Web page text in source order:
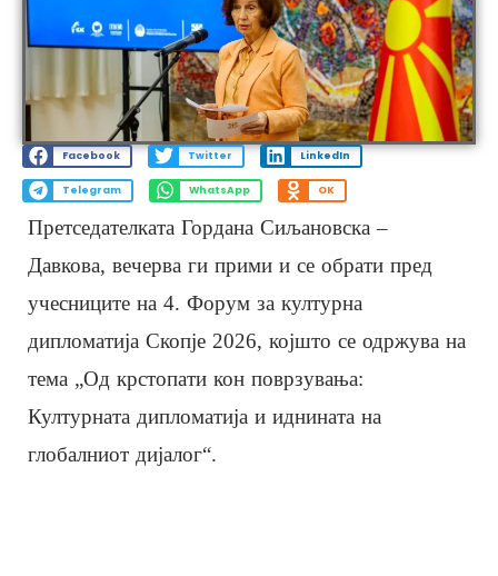
Facebook Twitter LinkedIn
Telegram WhatsApp OK
Претседателката Гордана Сиљановска –
Давкова, вечерва ги прими и се обрати пред
учесниците на 4. Форум за културна
дипломатија Скопје 2026, којшто се одржува на
тема „Од крстопати кон поврзувања:
Културната дипломатија и иднината на
глобалниот дијалог“.